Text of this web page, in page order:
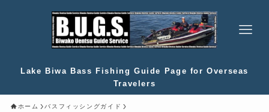
Lake Biwa Bass Fishing Guide Page for Overseas
Travelers
ホーム バスフィッシングガイド